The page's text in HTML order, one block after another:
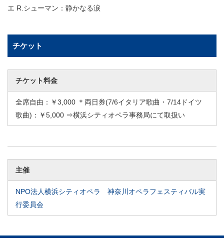
エ R.シューマン：静かなる涙
チケット
チケット料金
全席自由：￥3,000 ＊両日券(7/6イタリア歌曲・7/14ドイツ
歌曲)：￥5,000 ⇒横浜シティオペラ事務局にて取扱い
主催
NPO法人横浜シティオペラ 神奈川オペラフェスティバル実
行委員会